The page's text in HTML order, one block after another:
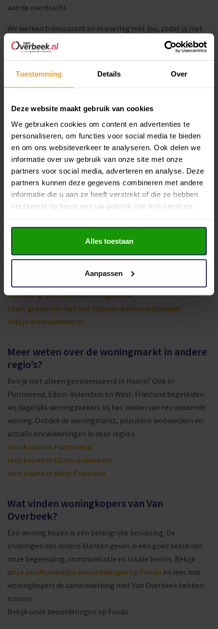
Toestemming Details Over
Deze website maakt gebruik van cookies
We gebruiken cookies om content en advertenties te
personaliseren, om functies voor social media te bieden
en om ons websiteverkeer te analyseren. Ook delen we
informatie over uw gebruik van onze site met onze
partners voor social media, adverteren en analyse. Deze
partners kunnen deze gegevens combineren met andere
informatie die u aan ze heeft verstrekt of die ze hebben
verzameld op basis van uw gebruik van hun services.
Alles toestaan
Aanpassen
aan de overdracht.
We werken transparant en in overleg met jou, zodat jij met
zekerheid en vertrouwen kunt kopen.
Wat kun je lenen? Hypotheekadvies in
Hoorn via De Hypotheekshop
voorbereiding. In ons pand aan deLepelaar 3
De Hypotheekshop. Tijdens een vrijblijvend gesprek
bespreken we wat er financieel mogelijk is, wat dit betekent
voor je maandlasten en hoe je verantwoord kunt kopen
binnen je budget.
Een eerste afspraak is gratisen verplicht tot niets. Zo kom
je niet voor verrassingen te staan.
Direct aan de slag?
vrijblijvend of meld je aan voor het nieuwste woningaanbod
Plan een gratis verhuisadviesgesprek
Start gratis met het ons Copaan aankoopsysteem
Stel je woonwensen in
Meer weten over de woningmarkt in andere
regio’s?
Ben je niet alleen geïnteresseerd in Hoorn? Ook in
Purmerend, Edam-Volendam en West-Friesland begeleiden
wij dagelijks woningzoekers bij het vinden van een passende
woning. Ontdek de woningmarkt, populaire woonwijken en
actuele ontwikkelingen in deze regio’s.
Huis kopen in Purmerend
Huis kopen in Edam-Volendam
Huis kopen in West-Friesland
Wat vinden woningkopers van Van
Overbeek?
Een woning kopen is een belangrijke beslissing. De
ervaringen van andere klanten geven je een goed beeld van
onze begeleiding, communicatie en lokale kennis. Bekijk
onze onafhankelijke beoordelingen op Funda en lees hoe
woningkopers de samenwerking met Van Overbeek hebben
ervaren.
Bekijk onze beoordelingen op Funda